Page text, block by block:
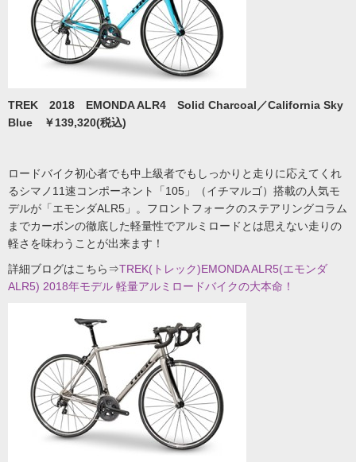
TREK 2018 EMONDA ALR4 Solid Charcoal／California Sky
Blue ￥139,320(税込)
ロードバイク初心者でも中上級者でもしっかりと走りに応えてくれ
るシマノ11速コンポーネント「105」（イチマルゴ）搭載の人気モ
デルが「エモンダALR5」。フロントフォークのステアリングコラム
までカーボンの徹底した軽量性でアルミロードとは思えない走りの
軽さを味わうことが出来ます！
詳細ブログはこちら⇒TREK(トレック)EMONDA ALR5(エモンダ
ALR5) 2018年モデル 軽量アルミロードバイクの大本命！